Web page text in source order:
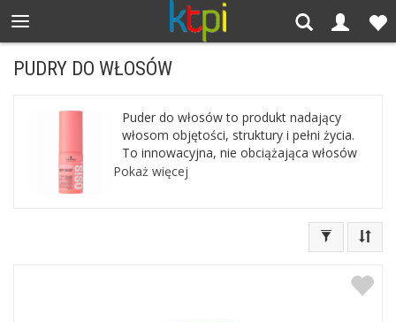
PUDRY DO WŁOSÓW
Puder do włosów to produkt nadający
włosom objętości, struktury i pełni życia.
To innowacyjna, nie obciążająca włosów
formuła do kreowania objętości włosów
oddzielając od siebie pasma. Puder daje
możliwość ponownego modelowania
Pokaż więcej